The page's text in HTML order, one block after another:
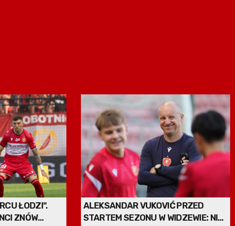
ŁODZI".
ZNÓW
ALEKSANDAR VUKOVIĆ PRZED
STARTEM SEZONU W WIDZEWIE: NIE